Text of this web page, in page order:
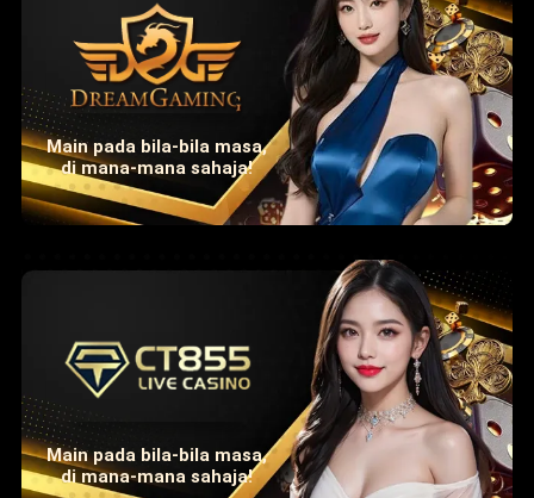
Main pada bila-bila masa,
di mana-mana sahaja!
Main pada bila-bila masa,
di mana-mana sahaja!